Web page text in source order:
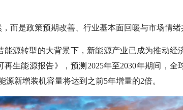
而是政策预期改善、行业基本面回暖与市场情绪
源转型的大背景下，新能源产业已成为推动经
生能源报告》，预测2025年至2030年期间，全
新增装机容量将达到之前5年增量的2倍。